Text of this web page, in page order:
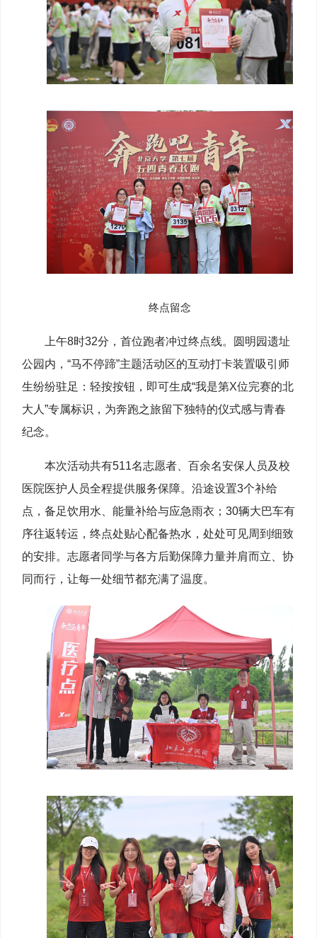
终点留念
上午8时32分，首位跑者冲过终点线。圆明园遗址
公园内，“马不停蹄”主题活动区的互动打卡装置吸引师
生纷纷驻足：轻按按钮，即可生成“我是第X位完赛的北
大人”专属标识，为奔跑之旅留下独特的仪式感与青春
纪念。
本次活动共有511名志愿者、百余名安保人员及校
医院医护人员全程提供服务保障。沿途设置3个补给
点，备足饮用水、能量补给与应急雨衣；30辆大巴车有
序往返转运，终点处贴心配备热水，处处可见周到细致
的安排。志愿者同学与各方后勤保障力量并肩而立、协
同而行，让每一处细节都充满了温度。